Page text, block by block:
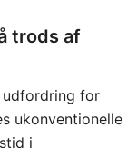
trods af
for
ukonventionelle
i